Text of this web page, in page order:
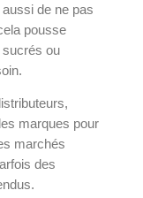
de ne pas
pousse
sucrés ou
marques pour
marchés
des